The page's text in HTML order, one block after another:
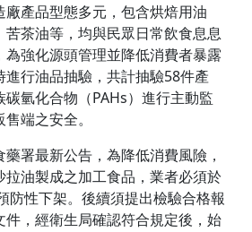
產品型態多元，包含烘焙用油
苦茶油等，均與民眾日常飲食息息
強化源頭管理並降低消費者暴露
進行油品抽驗，共計抽驗58件產
氫化合物（PAHs）進行主動監
端之安全。
署最新公告，為降低消費風險，
拉油製成之加工食品，業者必須於
防性下架。後續須提出檢驗合格報
，經衛生局確認符合規定後，始